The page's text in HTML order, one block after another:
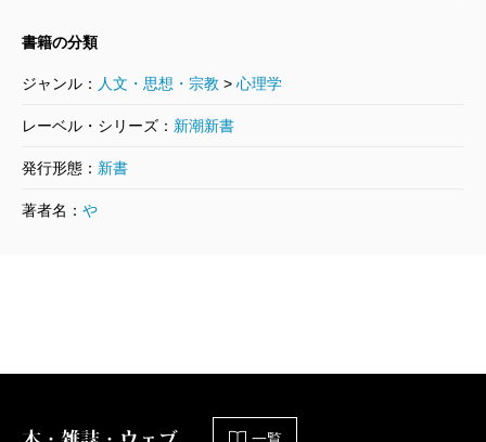
書籍の分類
ジャンル： 人文・思想・宗教 > 心理学
レーベル・シリーズ： 新潮新書
発行形態： 新書
著者名： や